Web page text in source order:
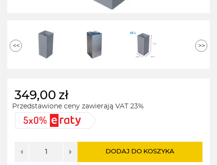
<< >>
349,00 zł
Przedstawione ceny zawierają VAT 23%
DODAJ DO KOSZYKA